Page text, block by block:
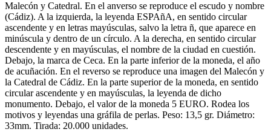
Malecón y Catedral. En el anverso se reproduce el escudo y nombre
(Cádiz). A la izquierda, la leyenda ESPAñA, en sentido circular
ascendente y en letras mayúsculas, salvo la letra ñ, que aparece en
minúscula y dentro de un círculo. A la derecha, en sentido circular
descendente y en mayúsculas, el nombre de la ciudad en cuestión.
Debajo, la marca de Ceca. En la parte inferior de la moneda, el año
de acuñación. En el reverso se reproduce una imagen del Malecón y
la Catedral de Cádiz. En la parte superior de la moneda, en sentido
circular ascendente y en mayúsculas, la leyenda de dicho
monumento. Debajo, el valor de la moneda 5 EURO. Rodea los
motivos y leyendas una gráfila de perlas. Peso: 13,5 gr. Diámetro:
33mm. Tirada: 20.000 unidades.